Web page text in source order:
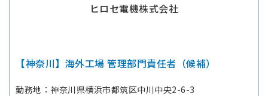
ヒロセ電機株式会社
【神奈川】海外工場 管理部門責任者（候補）
勤務地
神奈川県横浜市都筑区中川中央2-6-3